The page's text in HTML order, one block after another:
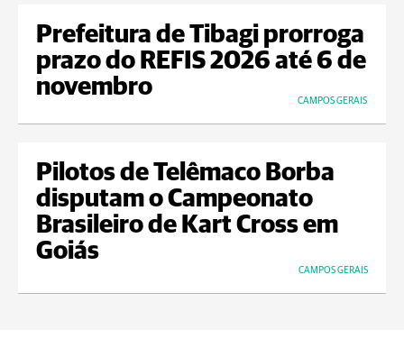
Prefeitura de Tibagi prorroga
prazo do REFIS 2026 até 6 de
novembro
CAMPOS GERAIS
Pilotos de Telêmaco Borba
disputam o Campeonato
Brasileiro de Kart Cross em
Goiás
CAMPOS GERAIS